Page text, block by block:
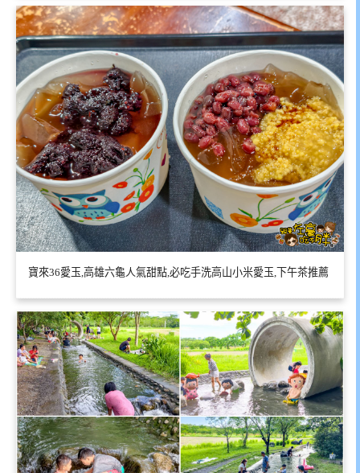
寶來36愛玉,高雄六龜人氣甜點,必吃手洗高山小米愛玉,下午茶推薦